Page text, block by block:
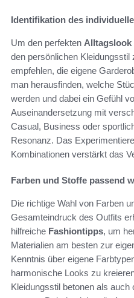
Identifikation des
Um den perfekten Alltagslook
den persönlichen Kleidungsstil
empfehlen, die eigene
man herausfinden, welche
werden und dabei ein Gefühl
Auseinandersetzung mit
Casual, Business oder
Resonanz. Das
Kombinationen verstärkt das
Farben und Stoffe passend
Die richtige Wahl von Farben
Gesamteindruck des Outfits
hilfreiche Fashiontipps, um
Materialien am besten zur
Kenntnis über eigene
harmonische Looks zu
Kleidungsstil betonen als